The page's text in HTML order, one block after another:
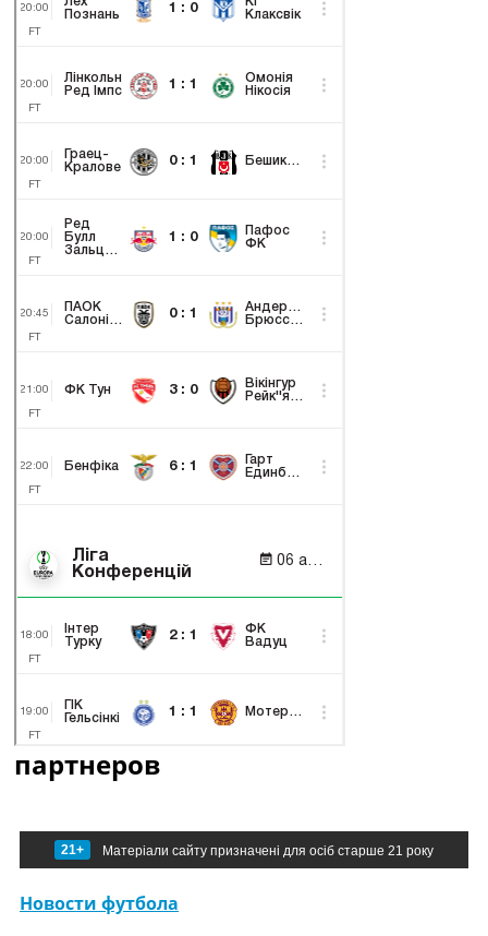
партнеров
21+ Матеріали сайту призначені для осіб старше 21 року
Новости футбола